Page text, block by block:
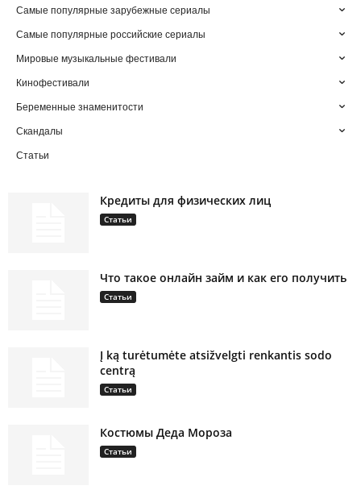
Самые популярные зарубежные сериалы
Самые популярные российские сериалы
Мировые музыкальные фестивали
Кинофестивали
Беременные знаменитости
Скандалы
Статьи
Кредиты для физических лиц
Статьи
Что такое онлайн займ и как его получить
Статьи
Į ką turėtumėte atsižvelgti renkantis sodo
centrą
Статьи
Костюмы Деда Мороза
Статьи